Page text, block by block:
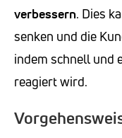
verbessern. Dies
senken und die
indem schnell und
reagiert wird.